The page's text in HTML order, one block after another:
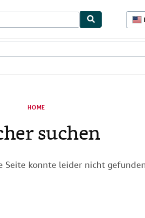
i
i
HOME
suchen
Seite konnte leider nicht